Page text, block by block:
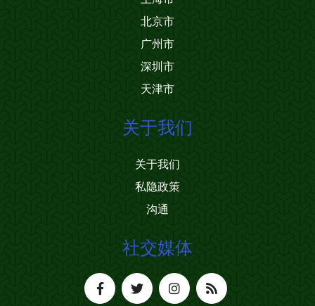
北京市
广州市
深圳市
天津市
关于我们
关于我们
私隐政策
沟通
社交媒体